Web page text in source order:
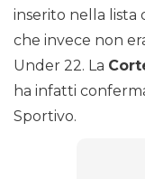
inserito nella lista
che invece non
Under 22. La
ha infatti
Sportivo.